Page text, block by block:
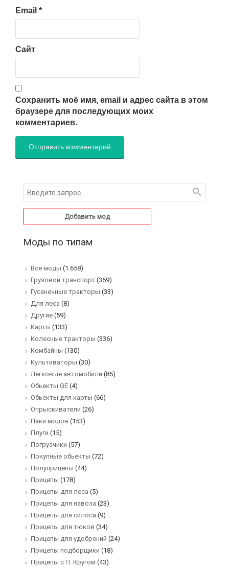
Email *
Сайт
Сохранить моё имя, email и адрес сайта в этом
браузере для последующих моих
комментариев.
Добавить мод
Моды по типам
Все моды (1 658)
Грузовой транспорт (369)
Гусенечные тракторы (33)
Для леса (8)
Другие (59)
Карты (133)
Колесные тракторы (336)
Комбайны (130)
Культиваторы (30)
Легковые автомобили (85)
Обьекты GE (4)
Обьекты для карты (66)
Опрыскиватели (26)
Паки модов (153)
Плуги (15)
Погрузчики (57)
Покупные обьекты (72)
Полуприцепы (44)
Прицепы (178)
Прицепы для леса (5)
Прицепы для навоза (23)
Прицепы для силоса (9)
Прицепы для тюков (34)
Прицепы для удобрений (24)
Прицепы подборщики (18)
Прицепы с П. Кругом (43)